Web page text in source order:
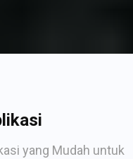
yang Mudah untuk